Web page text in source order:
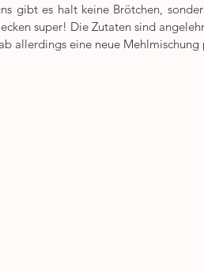
gibt es halt keine Brötchen,
super! Die Zutaten sind
allerdings eine neue